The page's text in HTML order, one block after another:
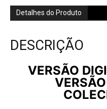
Detalhes do Produto
DESCRIÇÃO
VERSÃO